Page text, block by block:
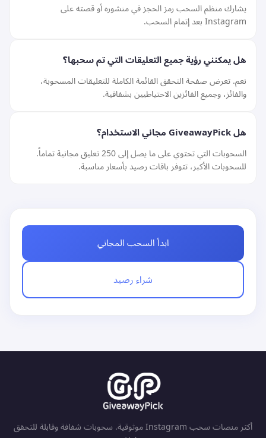
يشارك منظم السحب رمز الحجز في منشوره أو قصته على
Instagram بعد إتمام السحب.
هل يمكنني رؤية جميع التعليقات التي تم سحبها؟
نعم. تعرض صفحة التحقق القائمة الكاملة للتعليقات المسحوبة،
والفائز، وجميع الفائزين الاحتياطيين بشفافية.
هل GiveawayPick مجاني الاستخدام؟
السحوبات التي تحتوي على ما يصل إلى 250 تعليق مجانية تماماً.
للسحوبات الأكبر، تتوفر باقات رصيد بأسعار مناسبة.
ابدأ السحب المجاني
شراء رصيد
أكثر منصات سحب Instagram موثوقية. سحوبات شفافة وقابلة للتحقق